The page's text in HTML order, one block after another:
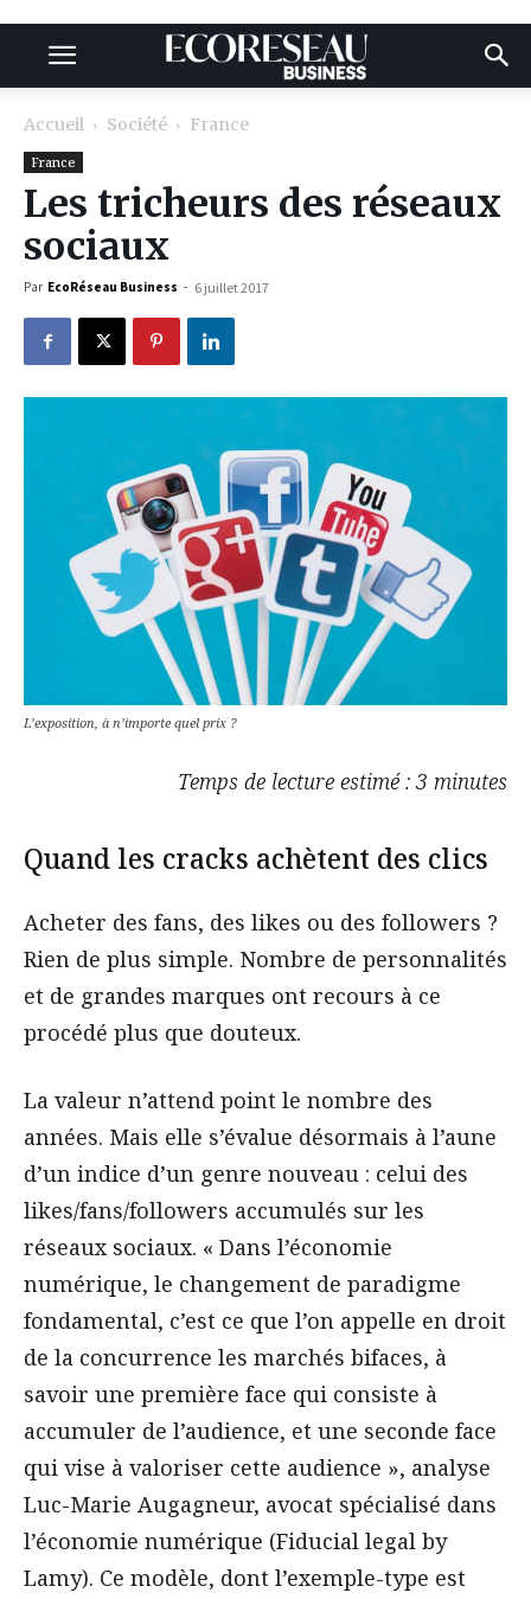
Accueil Société France
France
Les tricheurs des réseaux
sociaux​
Par EcoRéseau Business - 6 juillet 2017
L’exposition, à n’importe quel prix ?
Temps de lecture estimé : 3 minutes
Quand les cracks achètent des clics
Acheter des fans, des likes ou des followers ?
Rien de plus simple. Nombre de personnalités
et de grandes marques ont recours à ce
procédé plus que douteux.
La valeur n’attend point le nombre des
années. Mais elle s’évalue désormais à l’aune
d’un indice d’un genre nouveau : celui des
likes/fans/followers accumulés sur les
réseaux sociaux. « Dans l’économie
numérique, le changement de paradigme
fondamental, c’est ce que l’on appelle en droit
de la concurrence les marchés bifaces, à
savoir une première face qui consiste à
accumuler de l’audience, et une seconde face
qui vise à valoriser cette audience », analyse
Luc-Marie Augagneur, avocat spécialisé dans
l’économie numérique (Fiducial legal by
Lamy). Ce modèle, dont l’exemple-type est